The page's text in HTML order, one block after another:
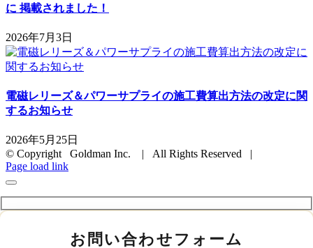
に 掲載されました！
2026年7月3日
電磁レリーズ＆パワーサプライの施工費算出方法の改定に関
するお知らせ
2026年5月25日
© Copyright Goldman Inc. | All Rights Reserved |
Page load link
お問い合わせフォーム